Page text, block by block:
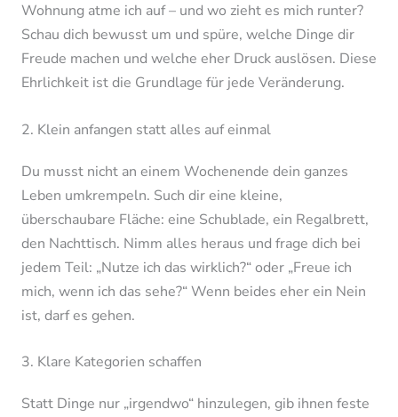
Wohnung atme ich auf – und wo zieht es mich runter?
Schau dich bewusst um und spüre, welche Dinge dir
Freude machen und welche eher Druck auslösen. Diese
Ehrlichkeit ist die Grundlage für jede Veränderung.
2. Klein anfangen statt alles auf einmal
Du musst nicht an einem Wochenende dein ganzes
Leben umkrempeln. Such dir eine kleine,
überschaubare Fläche: eine Schublade, ein Regalbrett,
den Nachttisch. Nimm alles heraus und frage dich bei
jedem Teil: „Nutze ich das wirklich?“ oder „Freue ich
mich, wenn ich das sehe?“ Wenn beides eher ein Nein
ist, darf es gehen.
3. Klare Kategorien schaffen
Statt Dinge nur „irgendwo“ hinzulegen, gib ihnen feste